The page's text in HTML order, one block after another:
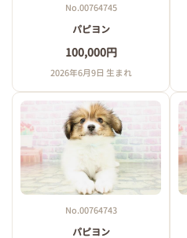
No.00764745
パピヨン
100,000円
2026年6月9日 生まれ
No.00764743
パピヨン